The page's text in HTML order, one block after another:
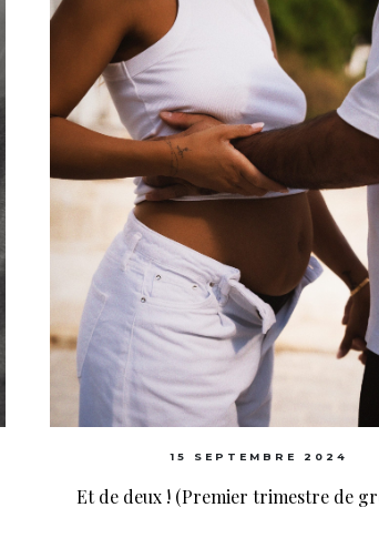
15 SEPTEMBRE 2024
Et de deux ! (Premier trimestre de